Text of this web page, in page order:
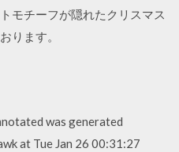
モチーフが隠れたクリスマス
ります。
was generated
at Tue Jan 26 00:31:27